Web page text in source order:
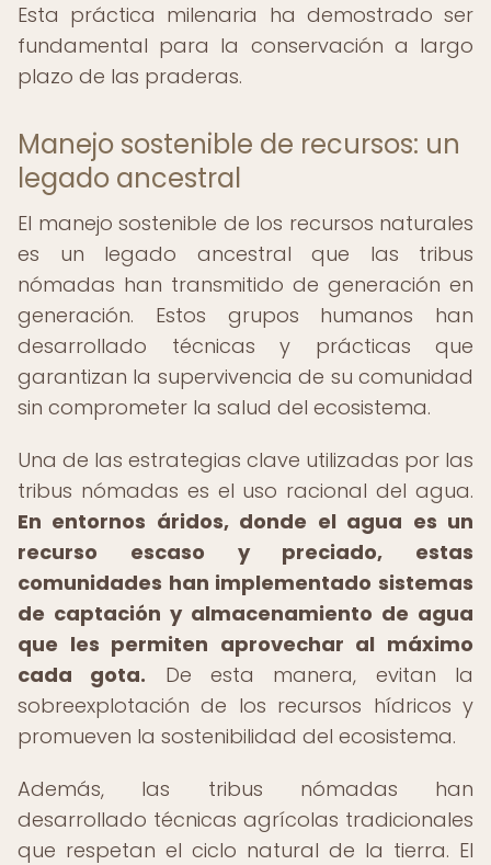
Esta práctica milenaria ha demostrado ser
fundamental para la conservación a largo
plazo de las praderas.
Manejo sostenible de recursos: un
legado ancestral
El manejo sostenible de los recursos naturales
es un legado ancestral que las tribus
nómadas han transmitido de generación en
generación. Estos grupos humanos han
desarrollado técnicas y prácticas que
garantizan la supervivencia de su comunidad
sin comprometer la salud del ecosistema.
Una de las estrategias clave utilizadas por las
tribus nómadas es el uso racional del agua.
En entornos áridos, donde el agua es un
recurso escaso y preciado, estas
comunidades han implementado sistemas
de captación y almacenamiento de agua
que les permiten aprovechar al máximo
cada gota. De esta manera, evitan la
sobreexplotación de los recursos hídricos y
promueven la sostenibilidad del ecosistema.
Además, las tribus nómadas han
desarrollado técnicas agrícolas tradicionales
que respetan el ciclo natural de la tierra. El